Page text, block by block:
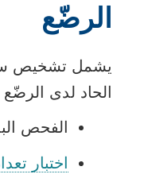
الرضّع
يشمل تشخيص
الحاد لدى
الفحص
اختبار